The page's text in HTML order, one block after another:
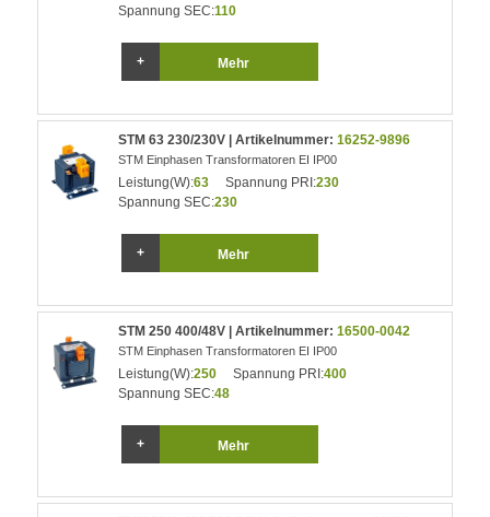
Spannung SEC:110
Mehr
STM 63 230/230V | Artikelnummer:16252-9896
STM Einphasen Transformatoren EI IP00
Leistung(W):63 Spannung PRI:230
Spannung SEC:230
Mehr
STM 250 400/48V | Artikelnummer:16500-0042
STM Einphasen Transformatoren EI IP00
Leistung(W):250 Spannung PRI:400
Spannung SEC:48
Mehr